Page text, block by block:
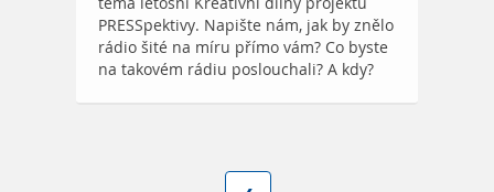
PRESSpektivy. Napište nám, jak by znělo
rádio šité na míru přímo vám? Co byste
na takovém rádiu poslouchali? A kdy?